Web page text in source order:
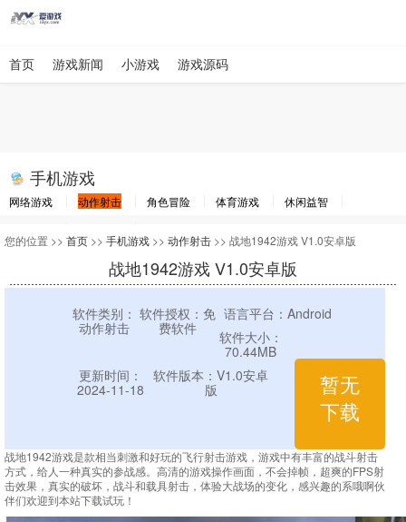
首页 游戏新闻 小游戏 游戏源码
手机游戏
网络游戏 动作射击 角色冒险 体育游戏
休闲益智
您的位置 >> 首页 >> 手机游戏 >> 动作射击 >> 战地1942游戏 V1.0安卓版
战地1942游戏 V1.0安卓版
软件类别：
动作射击
软件授权：免
费软件
语言平台：Android
软件大小：
70.44MB
更新时间：
2024-11-18
软件版本：V1.0安卓
版
暂无
下载
战地1942游戏是款相当刺激和好玩的飞行射击游戏，游戏中有丰富的战斗射击
方式，给人一种真实的参战感。高清的游戏操作画面，不会掉帧，超爽的FPS射
击效果，真实的破坏，战斗和载具射击，体验大战场的变化，感兴趣的系哦啊伙
伴们欢迎到本站下载试玩！